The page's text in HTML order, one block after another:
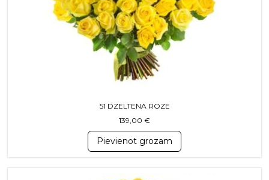
51 DZELTENA ROZE
139,00 €
Pievienot grozam